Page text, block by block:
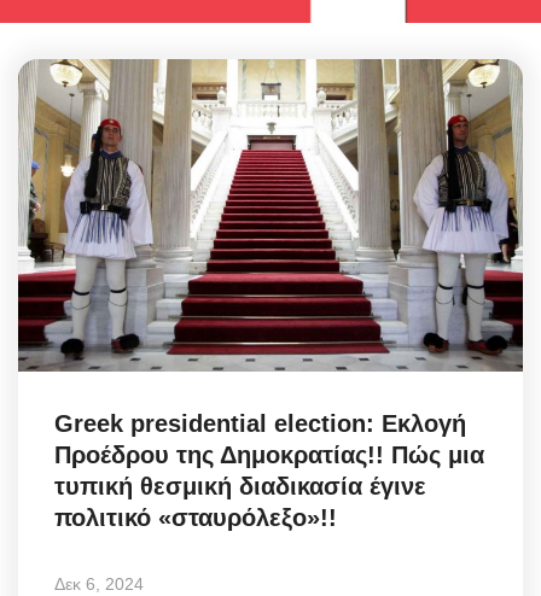
Greek presidential election: Εκλογή
Προέδρου της Δημοκρατίας!! Πώς μια
τυπική θεσμική διαδικασία έγινε
πολιτικό «σταυρόλεξο»!!
Δεκ 6, 2024